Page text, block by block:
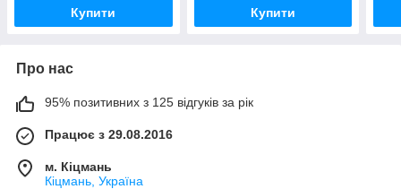
Купити Купити
Про нас
95% позитивних з 125 відгуків за рік
Працює з 29.08.2016
м. Кіцмань
Кіцмань, Україна